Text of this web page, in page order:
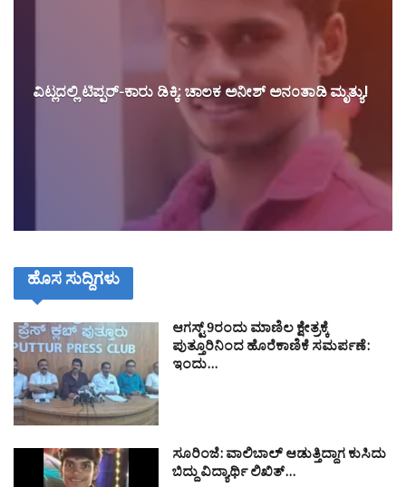
ವಿಟ್ಲದಲ್ಲಿ ಟಿಪ್ಪರ್-ಕಾರು ಡಿಕ್ಕಿ: ಚಾಲಕ ಅನೀಶ್ ಅನಂತಾಡಿ ಮೃತ್ಯು!
ಹೊಸ ಸುದ್ದಿಗಳು
ಆಗಸ್ಟ್ 9ರಂದು ಮಾಣಿಲ ಕ್ಷೇತ್ರಕ್ಕೆ
ಪುತ್ತೂರಿನಿಂದ ಹೊರೆಕಾಣಿಕೆ ಸಮರ್ಪಣೆ:
ಇಂದು…
ಸೂರಿಂಜೆ: ವಾಲಿಬಾಲ್ ಆಡುತ್ತಿದ್ದಾಗ ಕುಸಿದು
ಬಿದ್ದು ವಿದ್ಯಾರ್ಥಿ ಲಿಖಿತ್…